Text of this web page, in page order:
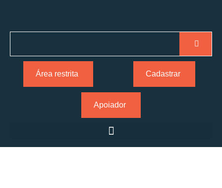
Área restrita Cadastrar
Apoiador